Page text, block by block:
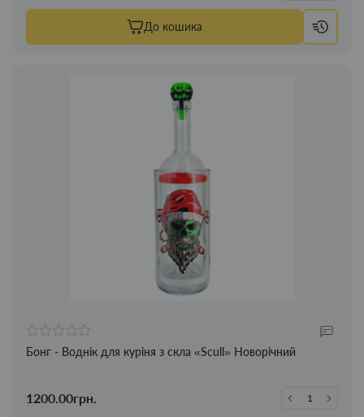
До кошика
Бонг - Воднік для куріня з скла «Scull» Новорічний
1200.00грн.